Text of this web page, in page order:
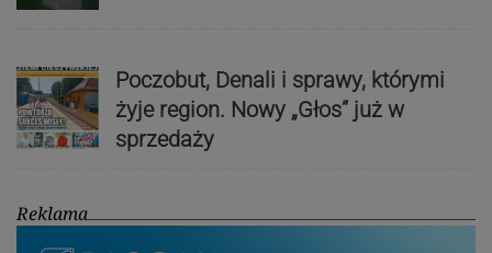
Poczobut, Denali i sprawy, którymi
żyje region. Nowy „Głos” już w
sprzedaży
Reklama